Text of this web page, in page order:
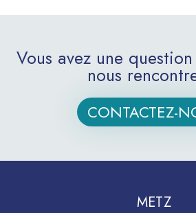
Vous avez une
nous
CONTACTEZ-
METZ